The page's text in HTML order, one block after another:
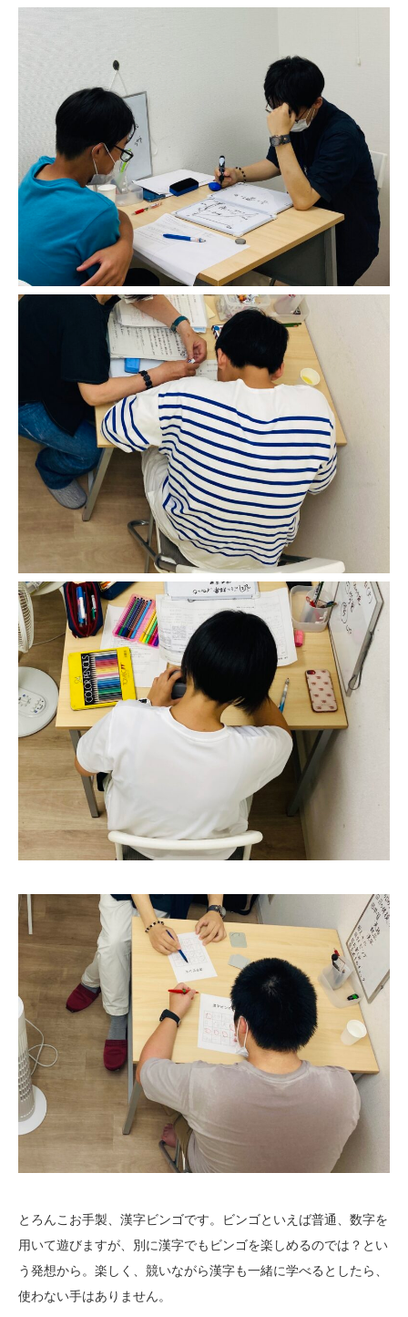
とろんこお手製、漢字ビンゴです。ビンゴといえば普通、数字を
用いて遊びますが、別に漢字でもビンゴを楽しめるのでは？とい
う発想から。楽しく、競いながら漢字も一緒に学べるとしたら、
使わない手はありません。